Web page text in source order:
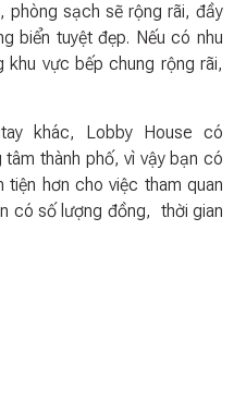
phòng sạch sẽ rộng rãi, đầy
biển tuyệt đẹp. Nếu có nhu
vực bếp chung rộng rãi,
khác, Lobby House có
thành phố, vì vậy bạn có
hơn cho việc tham quan
có số lượng đồng, thời gian